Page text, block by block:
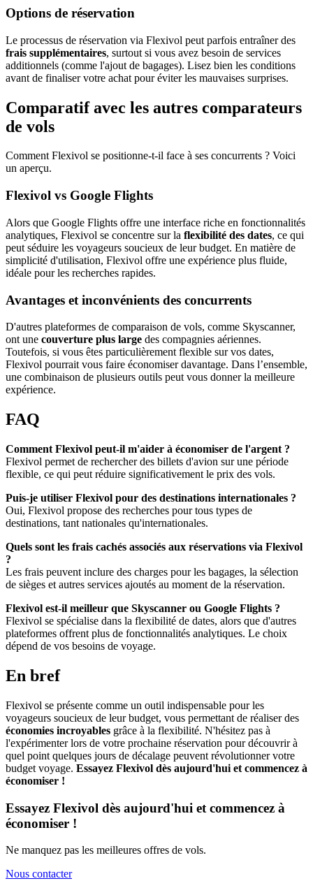
Options de réservation
Le processus de réservation via Flexivol peut parfois entraîner des
frais supplémentaires, surtout si vous avez besoin de services
additionnels (comme l'ajout de bagages). Lisez bien les conditions
avant de finaliser votre achat pour éviter les mauvaises surprises.
Comparatif avec les autres comparateurs
de vols
Comment Flexivol se positionne-t-il face à ses concurrents ? Voici
un aperçu.
Flexivol vs Google Flights
Alors que Google Flights offre une interface riche en fonctionnalités
analytiques, Flexivol se concentre sur la flexibilité des dates, ce qui
peut séduire les voyageurs soucieux de leur budget. En matière de
simplicité d'utilisation, Flexivol offre une expérience plus fluide,
idéale pour les recherches rapides.
Avantages et inconvénients des concurrents
D'autres plateformes de comparaison de vols, comme Skyscanner,
ont une couverture plus large des compagnies aériennes.
Toutefois, si vous êtes particulièrement flexible sur vos dates,
Flexivol pourrait vous faire économiser davantage. Dans l’ensemble,
une combinaison de plusieurs outils peut vous donner la meilleure
expérience.
FAQ
Comment Flexivol peut-il m'aider à économiser de l'argent ?
Flexivol permet de rechercher des billets d'avion sur une période
flexible, ce qui peut réduire significativement le prix des vols.
Puis-je utiliser Flexivol pour des destinations internationales ?
Oui, Flexivol propose des recherches pour tous types de
destinations, tant nationales qu'internationales.
Quels sont les frais cachés associés aux réservations via Flexivol
?
Les frais peuvent inclure des charges pour les bagages, la sélection
de sièges et autres services ajoutés au moment de la réservation.
Flexivol est-il meilleur que Skyscanner ou Google Flights ?
Flexivol se spécialise dans la flexibilité de dates, alors que d'autres
plateformes offrent plus de fonctionnalités analytiques. Le choix
dépend de vos besoins de voyage.
En bref
Flexivol se présente comme un outil indispensable pour les
voyageurs soucieux de leur budget, vous permettant de réaliser des
économies incroyables grâce à la flexibilité. N'hésitez pas à
l'expérimenter lors de votre prochaine réservation pour découvrir à
quel point quelques jours de décalage peuvent révolutionner votre
budget voyage. Essayez Flexivol dès aujourd'hui et commencez à
économiser !
Essayez Flexivol dès aujourd'hui et commencez à
économiser !
Ne manquez pas les meilleures offres de vols.
Nous contacter